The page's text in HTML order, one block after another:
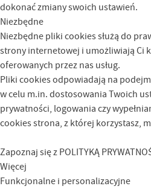
dokonać zmiany swoich ustawień.
Niezbędne
Niezbędne pliki cookies służą do
strony internetowej i umożliwiają Ci
oferowanych przez nas usług.
Pliki cookies odpowiadają na
w celu m.in. dostosowania Twoich
prywatności, logowania czy
cookies strona, z której korzystasz,
Zapoznaj się z POLITYKĄ
Więcej
Funkcjonalne i personalizacyjne